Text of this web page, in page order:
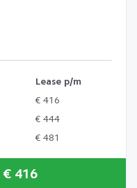
Lease p/m
€ 416
€ 444
€ 481
€ 416